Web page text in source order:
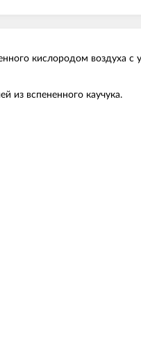
кислородом воздуха
из вспененного каучука.